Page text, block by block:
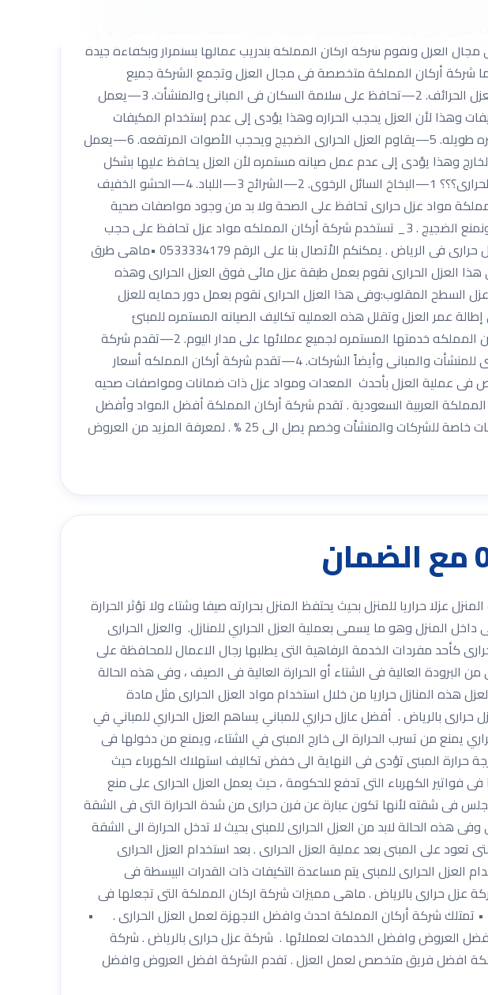
العزل وتقوم شركة أركان المملكة بتدريب عمالها بستمرار وبكفاءة جيدة
شركة أركان المملكة متخصصة فى مجال العزل وتجمع الشركة جميع
المقاومات التى تقوم بعملية العزل . •ماهى مميزات عملية العزل الحرارى؟؟؟ 1—تقاوم عملية العزل الحرائف. 2—تحافظ على سلامة السكان فى المبانئ والمنشأت. 3—يعمل
وهذا لأن العزل يحجب الحراره وهذا يؤدى إلى عدم إستخدام المكيفات
بشكل كبير. 4—يحافظ العزل الحرارى على المحافظه على درجة الحراره داخل المبانى والمنشأت لفتره طويله. 5—يقاوم العزل الحرارى الضجيج ويحجب الأصوات المرتفعه. 6—يعمل
وهذا يؤدى إلى عدم عمل صيانه مستمره لأن العزل يحافظ عليها بشكل
كبير. شركة عزل حرارى بالرياض . يمكنكم الاْتصال بنا على الرقم 0533334179 •ماهى أنواع العزل الحرارى؟؟؟ 1—البخاخ السائل الرخوى. 2—الشرائح 3—اللباد. 4—الحشو الخفيف
العزل الحرارى ؟؟ّ 1_ تستخدم شركة أركان المملكة مواد عزل حرارى تحافظ على الصحة ولا بد من وجود مواصفات صحية
عالمية . 2_ تستخدم شركة أركان المملكة مواد تعمل على حجب وامتصاص الاْصوات والاْهتزازات ونمنع الضجيج . 3_ تستخدم شركة أركان المملكه مواد عزل تحافظ على حجب
الحراره الشديده وتعكسها خارج المبنى أو المنشأه وتحافظ على درجة الحرارة بشكل كبير . شركة عزل حرارى فى الرياض . يمكنكم الاْتصال بنا على الرقم 0533334179 •ماهى طرق
للمنازل إلى قسميين. 1—عزل السطح التقليدى:وفى هذا العزل الحرارى نقوم بعمل طبقة عزل مائى فوق العزل الحرارى وهذه
على حماية السطح من إمتصاص المياه وعدم تسريبها داخل المبنى أو المنشأه. 2—عزل السطح المقلوب:وفى هذا العزل الحرارى نقوم بعمل دور حمايه للعزل
عمر العزل وتقلل هذه العمليه تكاليف الصيانه المستمره للمبنئ
وألمنشأه. •ماهى مميزات شركة أركان المملكه فى عملية العزل الحرارى؟؟؟ 1—تقدم شركة أركان المملكه خدمتها المستمره لجميع عملائها على مدار اليوم. 2—تقدم شركة
أركان المملكه ضمانتها لكافة العملاء. 3—تستخدم شركة أركان المملكه أحدث طرق العزل الحرارى للمنشأت والمبانى وأيضاً الشركات. 4—تقدم شركة أركان المملكه أسعار
فريق عمل متخصص فى عملية العزل بأحدث المعدات ومواد عزل ذات ضمانات ومواصفات صحيه
العربية السعودية . تقدم شركة أركان المملكة أفضل المواد وأفضل
الخبراء . تقدم شركة أركان المملكة أفضل العروض والخدمات . تقدم شركة أركان المملكة خصومات خاصة للشركات والمنشاْت وخصم يصل الى 25 % . لمعرفة المزيد من العروض
يطلب صاحب المنزل عزلا حراريا للمنزل بحيث يحتفظ المنزل بحرارته صيفا وشتاء ولا تؤثر الحرارة
داخل المنزل وهو ما يسمى بعملية العزل الحراري للمنازل. والعزل الحرارى
كأحد مفردات الخدمة الرفاهية التى يطلبها رجال الاعمال للمحافظة على
البرودة العالية فى الشتاء أو الحرارة العالية فى الصيف ، وفى هذه الحالة
لعزل هذه المنازل حراريا من خلال استخدام مواد العزل الحرارى مثل مادة
حرارى بالرياض . أفضل عازل حراري للمباني يساهم العزل الحراري للمباني في
يمنع من تسرب الحرارة الى خارج المبنى في الشتاء، ويمنع من دخولها فى
المبنى تؤدى فى النهاية الى خفض تكاليف استهلاك الكهرباء حيث
فواتير الكهرباء التى تدفع للحكومة ، حيث يعمل العزل الحرارى على منع
يجلس فى شقته لأنها تكون عبارة عن فرن حرارى من شدة الحرارة التى فى الشقة
الحالة لابد من العزل الحرارى للمبنى بحيث لا تدخل الحرارة الى الشقة
على المبنى بعد عملية العزل الحرارى . بعد استخدام العزل الحرارى
العزل الحرارى للمبنى يتم مساعدة التكيفات ذات القدرات البيسطة فى
عزل حرارى بالرياض . ماهى مميزات شركة اركان المملكة التى تجعلها فى
شركة أركان المملكة احدث وافضل الاجهزة لعمل العزل الحرارى . •
العروض وافضل الخدمات لعملائها . شركة عزل حرارى بالرياض . شركة
افضل فريق متخصص لعمل العزل . تفدم الشركة افضل العروض وافضل